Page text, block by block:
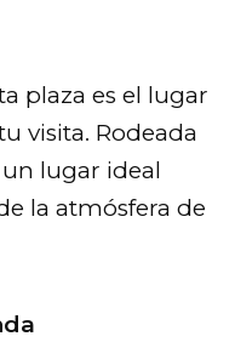
plaza es el lugar
visita. Rodeada
lugar ideal
la atmósfera de